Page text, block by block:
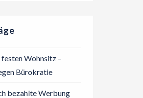
Wohnsitz –
Bürokratie
bezahlte Werbung